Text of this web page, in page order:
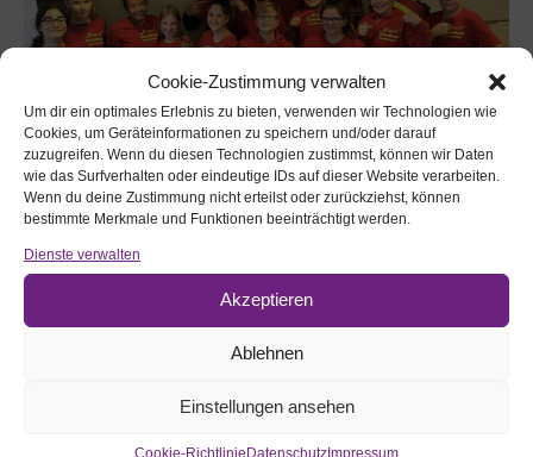
Cookie-Zustimmung verwalten
Um dir ein optimales Erlebnis zu bieten, verwenden wir Technologien wie
Cookies, um Geräteinformationen zu speichern und/oder darauf
zuzugreifen. Wenn du diesen Technologien zustimmst, können wir Daten
wie das Surfverhalten oder eindeutige IDs auf dieser Website verarbeiten.
Wenn du deine Zustimmung nicht erteilst oder zurückziehst, können
bestimmte Merkmale und Funktionen beeinträchtigt werden.
Dienste verwalten
Akzeptieren
Ablehnen
Einstellungen ansehen
Cookie-RichtlinieDatenschutzImpressum
Webseite durchsuchen: